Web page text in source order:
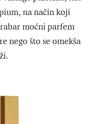
na način koji
moćni parfem
nego što se omekša